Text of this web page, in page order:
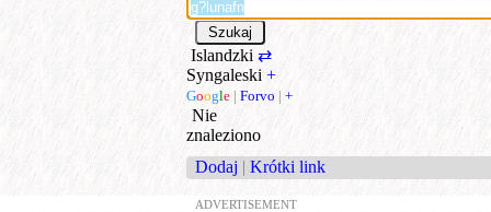
Islandzki ⇄
Syngaleski+
Google | Forvo | +
Nie
znaleziono
Dodaj | Krótki link
ADVERTISEMENT